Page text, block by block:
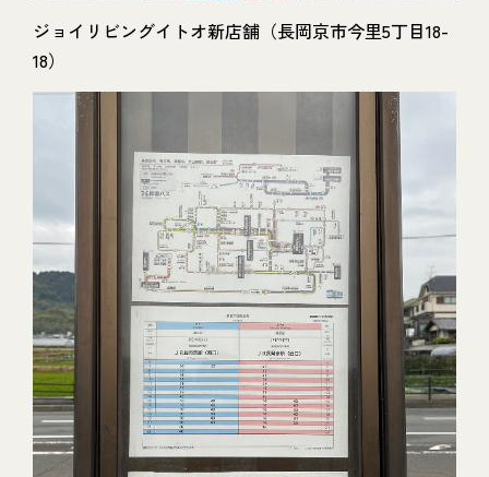
ジョイリビングイトオ新店舗（長岡京市今里5丁目18-
18）